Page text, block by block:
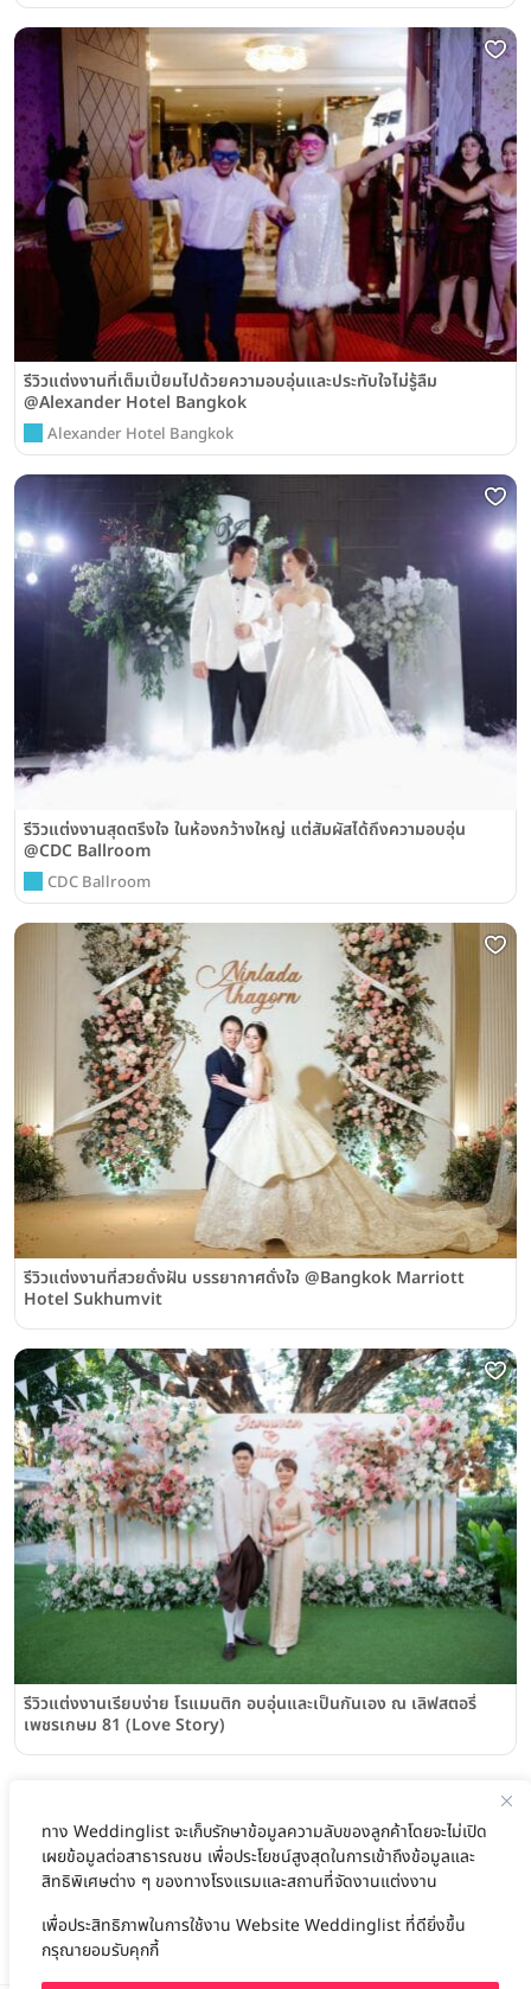
ทาง Weddinglist จะเก็บรักษาข้อมูลความลับของลูกค้าโดยจะไม่เปิด
เผยข้อมูลต่อสาธารณชน เพื่อประโยชน์สูงสุดในการเข้าถึงข้อมูลและ
สิทธิพิเศษต่าง ๆ ของทางโรงแรมและสถานที่จัดงานแต่งงาน
เพื่อประสิทธิภาพในการใช้งาน Website Weddinglist ที่ดียิ่งขึ้น
กรุณายอมรับคุกกี้
รีวิวแต่งงานที่เต็มเปี่ยมไปด้วยความอบอุ่นและประทับใจไม่รู้ลืม
@Alexander Hotel Bangkok
Alexander Hotel Bangkok
รีวิวแต่งงานสุดตรึงใจ ในห้องกว้างใหญ่ แต่สัมผัสได้ถึงความอบอุ่น
@CDC Ballroom
CDC Ballroom
รีวิวแต่งงานที่สวยดั่งฝัน บรรยากาศดั่งใจ @Bangkok Marriott
Hotel Sukhumvit
รีวิวแต่งงานเรียบง่าย โรแมนติก อบอุ่นและเป็นกันเอง ณ เลิฟสตอรี่
เพชรเกษม 81 (Love Story)
Conrad Bangkok
Marriott Hotel Sukhumvit